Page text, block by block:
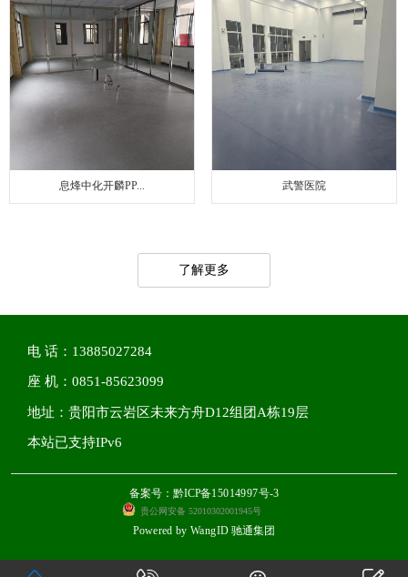
息烽中化开麟PP... 武警医院
了解更多
电 话：13885027284
座 机：0851-85623099
地址：贵阳市云岩区未来方舟D12组团A栋19层
本站已支持IPv6
备案号：黔ICP备15014997号-3
贵公网安备 52010302001945号
Powered by WangID 驰通集团